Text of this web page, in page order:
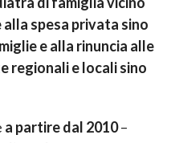
spesa privata sino
e alla rinuncia alle
regionali e locali sino
a partire dal 2010–